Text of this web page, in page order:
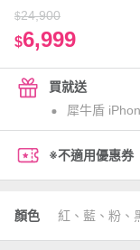
$24,900
$6,999
買就送
犀牛盾
※不適用優惠券
顏色 紅、藍、粉、